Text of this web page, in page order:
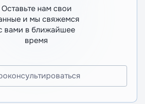
Оставьте нам свои
и мы свяжемся
вами в ближайшее
время